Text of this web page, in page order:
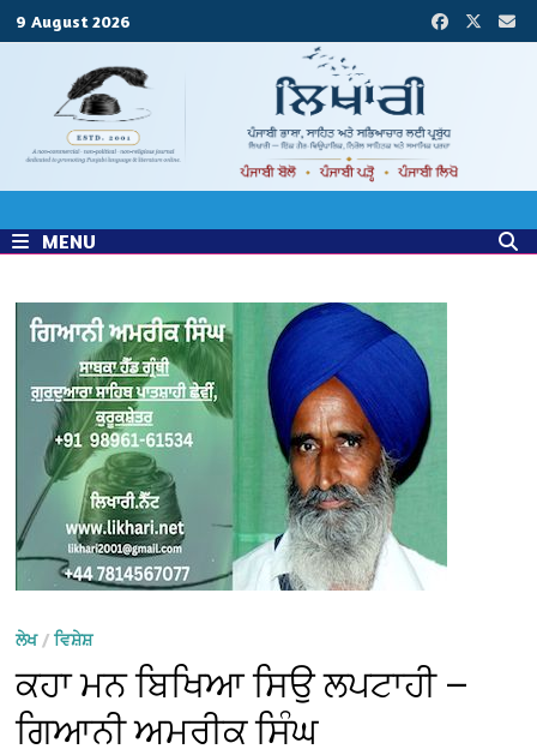
9 August 2026
MENU
ਲੇਖ/ਵਿਸ਼ੇਸ਼
ਕਹਾ ਮਨ ਬਿਖਿਆ ਸਿਉ ਲਪਟਾਹੀ —
ਗਿਆਨੀ ਅਮਰੀਕ ਸਿੰਘ